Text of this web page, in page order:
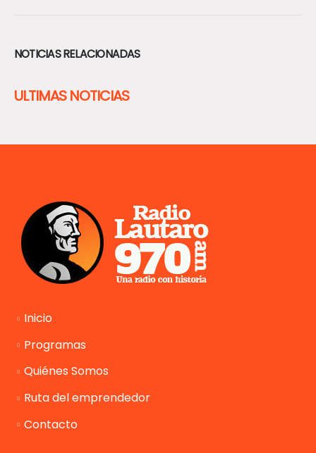
NOTICIAS RELACIONADAS
ULTIMAS NOTICIAS
Inicio
Programas
Quiénes Somos
Ruta del emprendedor
Contacto